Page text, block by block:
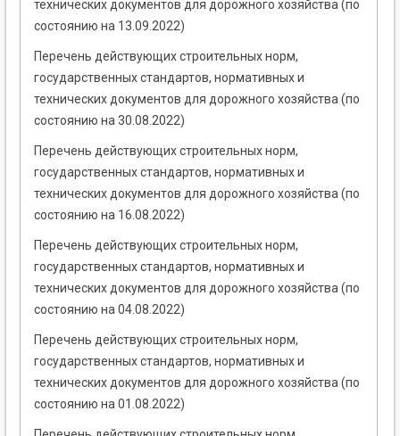
технических документов для дорожного хозяйства (по
состоянию на 13.09.2022)
Перечень действующих строительных норм,
государственных стандартов, нормативных и
технических документов для дорожного хозяйства (по
состоянию на 30.08.2022)
Перечень действующих строительных норм,
государственных стандартов, нормативных и
технических документов для дорожного хозяйства (по
состоянию на 16.08.2022)
Перечень действующих строительных норм,
государственных стандартов, нормативных и
технических документов для дорожного хозяйства (по
состоянию на 04.08.2022)
Перечень действующих строительных норм,
государственных стандартов, нормативных и
технических документов для дорожного хозяйства (по
состоянию на 01.08.2022)